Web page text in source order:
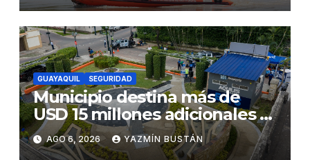
en desmontaje del puente
Gonzalo Icaza Cornejo, en
Daule
GUAYAQUIL SEGURIDAD
Municipio destina más de
USD 15 millones adicionales a
SEGURA EP para fortalecer la
seguridad ciudadana
AGO 6, 2026 YAZMÍN BUSTÁN